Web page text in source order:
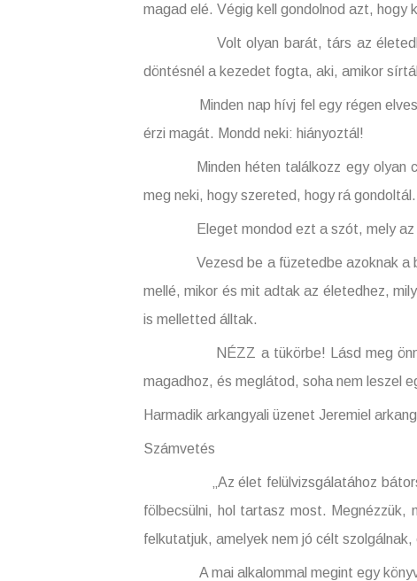
magad elé. Végig kell gondolnod azt, hogy
Volt olyan barát, társ az életedben,
döntésnél a kezedet fogta, aki, amikor
Minden nap hívj fel egy régen
érzi magát. Mondd neki: hiányoztál!
Minden héten találkozz egy olyan
meg neki, hogy szereted, hogy rá gondoltál.
Eleget mondod ezt a szót, mely az
Vezesd be a füzetedbe azoknak a
mellé, mikor és mit adtak az életedhez,
is melletted álltak.
NÉZZ a tükörbe! Lásd meg
magadhoz, és meglátod, soha nem leszel
Harmadik arkangyali üzenet Jeremiel
Számvetés
„Az élet felülvizsgálatához bátorság
fölbecsülni, hol tartasz most.
felkutatjuk, amelyek nem jó célt
A mai alkalommal megint egy